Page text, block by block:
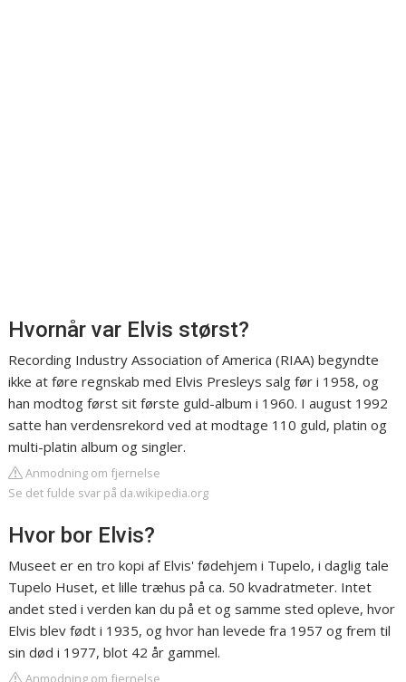
Hvornår var Elvis størst?
Recording Industry Association of America (RIAA) begyndte
ikke at føre regnskab med Elvis Presleys salg før i 1958, og
han modtog først sit første guld-album i 1960. I august 1992
satte han verdensrekord ved at modtage 110 guld, platin og
multi-platin album og singler.
Anmodning om fjernelse
Se det fulde svar på da.wikipedia.org
Hvor bor Elvis?
Museet er en tro kopi af Elvis' fødehjem i Tupelo, i daglig tale
Tupelo Huset, et lille træhus på ca. 50 kvadratmeter. Intet
andet sted i verden kan du på et og samme sted opleve, hvor
Elvis blev født i 1935, og hvor han levede fra 1957 og frem til
sin død i 1977, blot 42 år gammel.
Anmodning om fjernelse